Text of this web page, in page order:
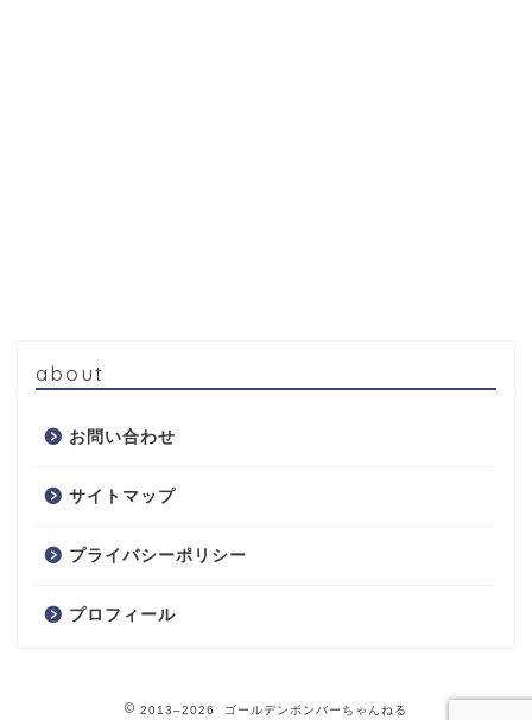
about
お問い合わせ
サイトマップ
プライバシーポリシー
プロフィール
2013–2026 ゴールデンボンバーちゃんねる